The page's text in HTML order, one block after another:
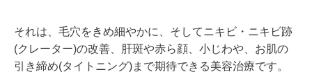
それは、毛穴をきめ細やかに、そしてニキビ・ニキビ跡
(クレーター)の改善、肝斑や赤ら顔、小じわや、お肌の
引き締め(タイトニング)まで期待できる美容治療です。